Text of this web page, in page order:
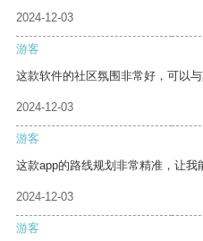
2024-12-03
游客
这款软件的社区氛围非常好，可以
2024-12-03
游客
这款app的路线规划非常精准，让我
2024-12-03
游客